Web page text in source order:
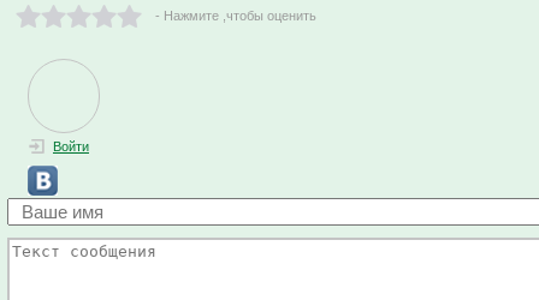
- Нажмите ,чтобы оценить
Войти